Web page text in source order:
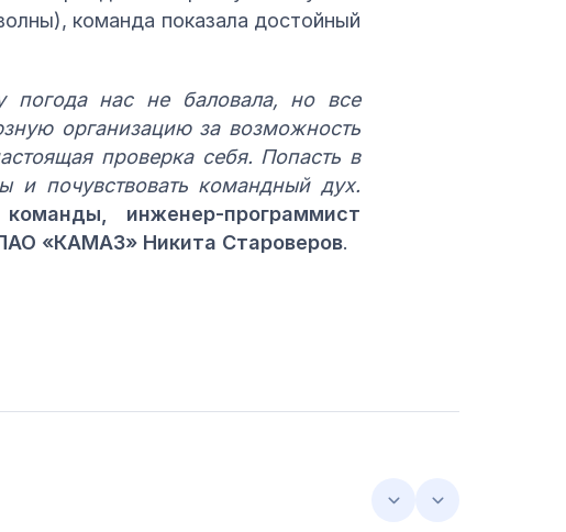
команда показала достойный
погода нас не баловала, но все
организацию за возможность
проверка себя. Попасть в
и почувствовать командный дух.
команды, инженер-программист
«КАМАЗ» Никита Староверов.